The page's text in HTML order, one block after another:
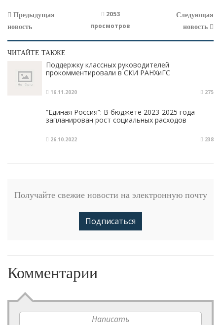
Предыдущая
новость
2053
просмотров
Следующая
новость
ЧИТАЙТЕ ТАКЖЕ
Поддержку классных руководителей
прокомментировали в СКИ РАНХиГС
16.11.2020 275
“Единая Россия”: В бюджете 2023-2025 года
запланирован рост социальных расходов
26.10.2022 238
Получайте свежие новости на электронную почту
Подписаться
Комментарии
Написать